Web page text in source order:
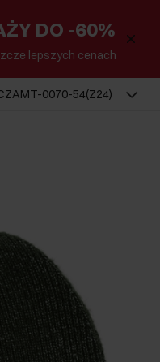
DO -60%
lepszych cenach
0070-54(Z24)